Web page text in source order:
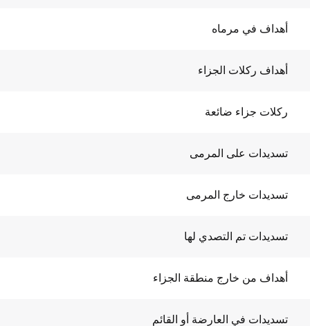
أهداف في مرماه
أهداف ركلات الجزاء
ركلات جزاء ضائعة
تسديدات على المرمى
تسديدات خارج المرمى
تسديدات تم التصدي لها
أهداف من خارج منطقة الجزاء
تسديدات في العارضة أو القائم